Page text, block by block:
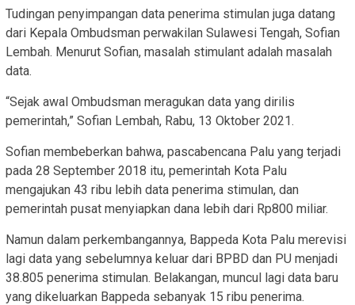
Tudingan penyimpangan data penerima stimulan juga datang
dari Kepala Ombudsman perwakilan Sulawesi Tengah, Sofian
Lembah. Menurut Sofian, masalah stimulant adalah masalah
data.
“Sejak awal Ombudsman meragukan data yang dirilis
pemerintah,” Sofian Lembah, Rabu, 13 Oktober 2021.
Sofian membeberkan bahwa, pascabencana Palu yang terjadi
pada 28 September 2018 itu, pemerintah Kota Palu
mengajukan 43 ribu lebih data penerima stimulan, dan
pemerintah pusat menyiapkan dana lebih dari Rp800 miliar.
Namun dalam perkembangannya, Bappeda Kota Palu merevisi
lagi data yang sebelumnya keluar dari BPBD dan PU menjadi
38.805 penerima stimulan. Belakangan, muncul lagi data baru
yang dikeluarkan Bappeda sebanyak 15 ribu penerima.